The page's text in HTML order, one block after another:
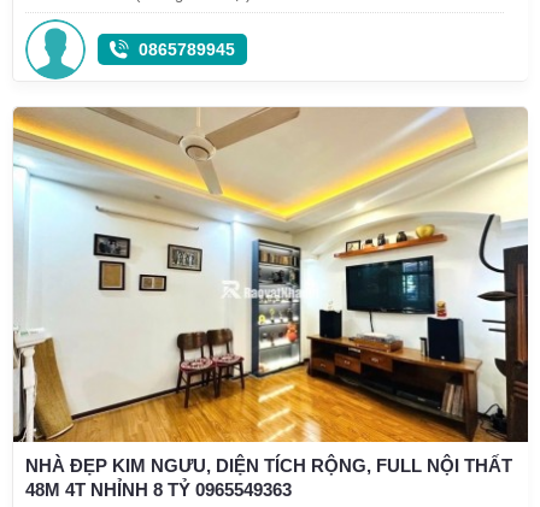
0865789945
NHÀ ĐẸP KIM NGƯU, DIỆN TÍCH RỘNG, FULL NỘI THẤT
48M 4T NHỈNH 8 TỶ 0965549363